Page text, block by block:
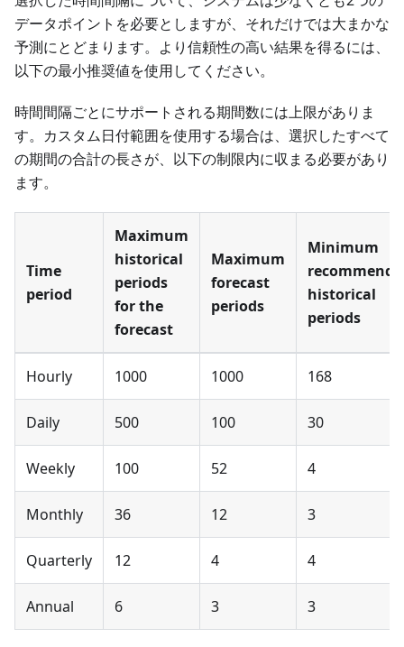
データポイントを必要としますが、それだけでは大まかな
予測にとどまります。より信頼性の高い結果を得るには、
以下の最小推奨値を使用してください。
時間間隔ごとにサポートされる期間数には上限がありま
す。カスタム日付範囲を使用する場合は、選択したすべて
の期間の合計の長さが、以下の制限内に収まる必要があり
ます。
Time
period
Maximum
historical
periods
for the
forecast
Maximum
forecast
periods
Minimum
historical
periods
Hourly 1000 1000 168
Daily 500 100 30
Weekly 100 52 4
Monthly 36 12 3
Quarterly 12 4 4
Annual 6 3 3